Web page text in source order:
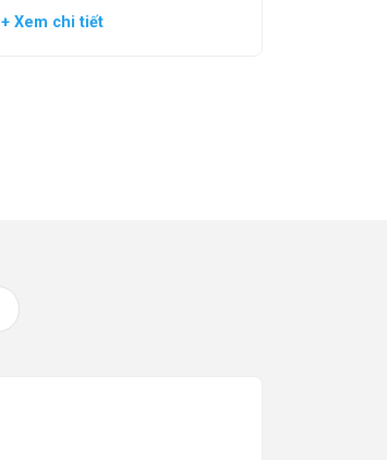
HIỆN TẠI ĐẾN XU HƯỚNG
+ Xem chi tiết